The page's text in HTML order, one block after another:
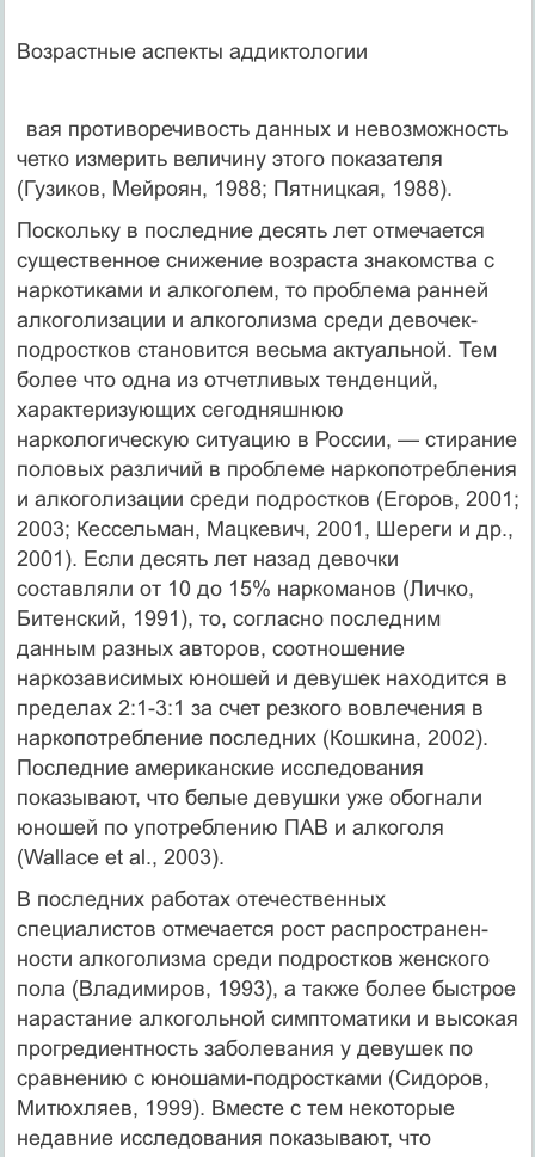
Возрастные аспекты аддиктологии
вая противоречивость данных и невозможность
четко измерить величину этого показа­теля
(Гузиков, Мейроян, 1988; Пятницкая, 1988).
Поскольку в последние десять лет отмечается
существенное снижение возраста зна­комства с
наркотиками и алкоголем, то проблема ранней
алкоголизации и алкоголизма среди девочек-
подростков становится весьма актуальной. Тем
более что одна из отчетли­вых тенденций,
характеризующих сегодняшнюю
наркологическую ситуацию в России, — стирание
половых различий в проблеме наркопотребления
и алкоголизации среди подро­стков (Егоров, 2001;
2003; Кессельман, Мацкевич, 2001, Шереги и др.,
2001). Если десять лет назад девочки
составляли от 10 до 15% наркоманов (Личко,
Битенский, 1991), то, согласно последним
данным разных авторов, соотношение
наркозависимых юношей и девушек находится в
пределах 2:1-3:1 за счет резкого вовлечения в
наркопотребление последних (Кошкина, 2002).
Последние американские исследования
показывают, что белые девушки уже обогнали
юношей по употреблению ПАВ и алкоголя
(Wallace et al., 2003).
В последних работах отечественных
специалистов отмечается рост распространен­
ности алкоголизма среди подростков женского
пола (Владимиров, 1993), а также более быстрое
нарастание алкогольной симптоматики и высокая
прогредиентность заболева­ния у девушек по
сравнению с юношами-подростками (Сидоров,
Митюхляев, 1999). Вместе с тем некоторые
недавние исследования показывают, что